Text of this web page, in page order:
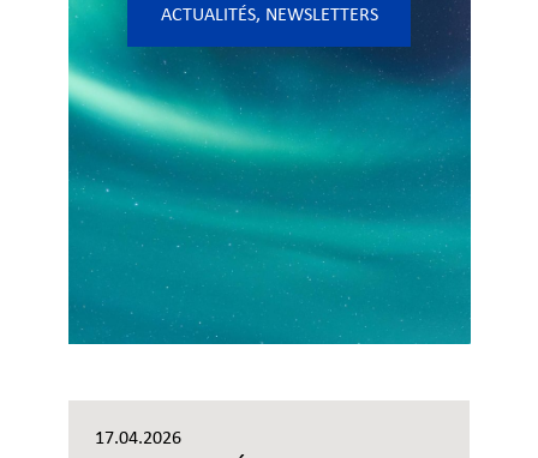
ACTUALITÉS, NEWSLETTERS
17.04.2026